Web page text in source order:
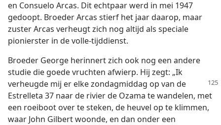
en Consuelo Arcas. Dit echtpaar werd in mei 1947
gedoopt. Broeder Arcas stierf het jaar daarop, maar
zuster Arcas verheugt zich nog altijd als speciale
pionierster in de volle-tijddienst.
Broeder George herinnert zich ook nog een andere
studie die goede vruchten afwierp. Hij zegt: „Ik
verheugde mij er elke zondagmiddag op van de
Estrelleta 37 naar de rivier de Ozama te wandelen, met
een roeiboot over te steken, de heuvel op te klimmen,
waar John Gilbert woonde, en dan onder een